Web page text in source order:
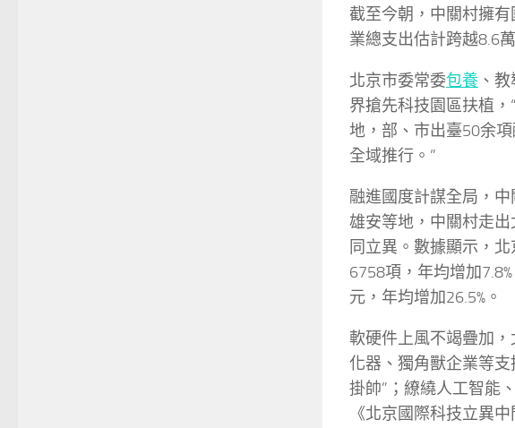
截至今朝，中關村擁
業總支出估計跨越8.6
北京市委常委包養 、
界搶先科技園區扶植
地，部、市出臺50余
全域推行。”
融進國度計謀全局，
雄安等地，中關村走
同立異。數據顯示，
6758項，年均增加
元，年均增加26.5%。
軟硬件上風不竭疊加
化器、獨角獸企業等支
掛帥”；繚繞人工智能
《北京國際科技立異